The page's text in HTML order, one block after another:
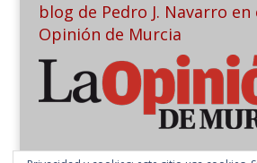
blog de Pedro J. Navarro
Opinión de Murcia